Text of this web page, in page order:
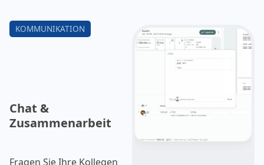
Chat &
Zusammenarbeit
Fragen Sie Ihre Kollegen